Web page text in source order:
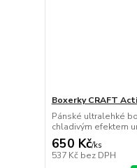
Boxerky CRAFT
Pánské ultralehké
chladivým efektem
650 Kč/ks
537 Kč bez DPH